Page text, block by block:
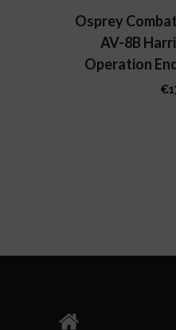
Osprey
AV-8B
Operation
€